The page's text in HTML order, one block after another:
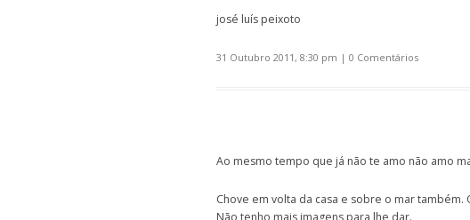
josé luís peixoto
31 Outubro 2011, 8:30 pm | 0 Comentários
Ao mesmo tempo que já não te amo não amo
Chove em volta da casa e sobre o mar também.